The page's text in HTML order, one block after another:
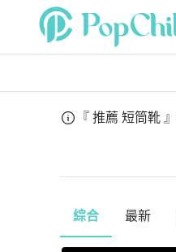
『 推薦 短筒靴 』
綜合 最新